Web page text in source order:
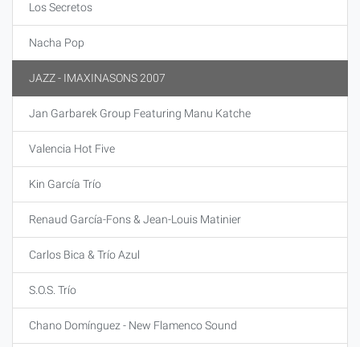
Los Secretos
Nacha Pop
JAZZ - IMAXINASONS 2007
Jan Garbarek Group Featuring Manu Katche
Valencia Hot Five
Kin García Trío
Renaud García-Fons & Jean-Louis Matinier
Carlos Bica & Trío Azul
S.O.S. Trío
Chano Domínguez - New Flamenco Sound